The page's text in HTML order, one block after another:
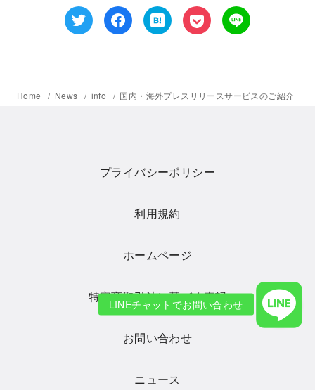
Home News info 国内・海外プレスリリースサービスのご紹介
プライバシーポリシー
利用規約
ホームページ
特定商取引法に基づく表記
お問い合わせ
ニュース